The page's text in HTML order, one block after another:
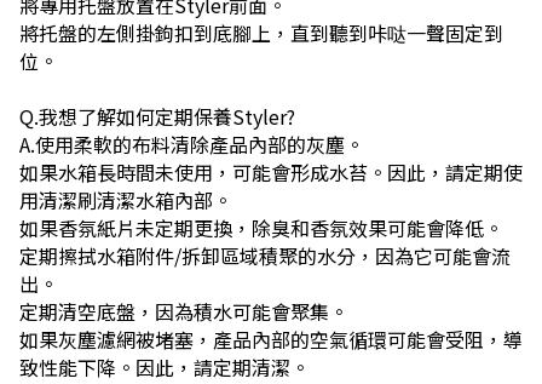
將托盤的左側掛鉤扣到底腳上，直到聽到咔哒一聲固定到
位。
Q.我想了解如何定期保養Styler?
A.使用柔軟的布料清除產品內部的灰塵。
如果水箱長時間未使用，可能會形成水苔。因此，請定期使
用清潔刷清潔水箱內部。
如果香氛紙片未定期更換，除臭和香氛效果可能會降低。
定期擦拭水箱附件/拆卸區域積聚的水分，因為它可能會流
出。
定期清空底盤，因為積水可能會聚集。
如果灰塵濾網被堵塞，產品內部的空氣循環可能會受阻，導
致性能下降。因此，請定期清潔。